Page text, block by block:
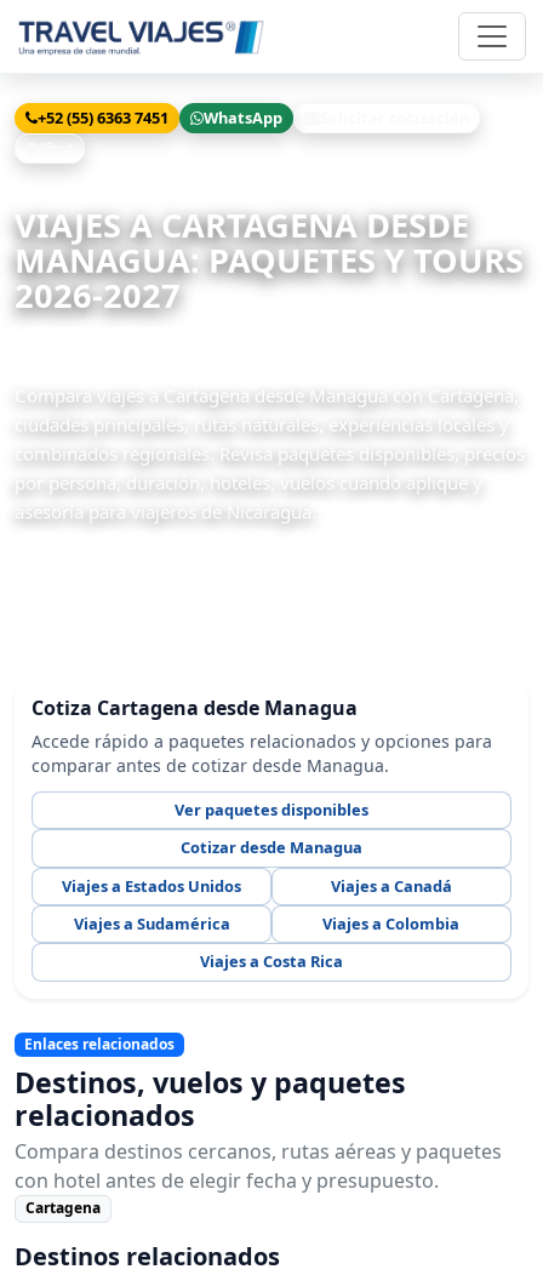
+52 (55) 6363 7451 WhatsApp
VIAJES A CARTAGENA DESDE
MANAGUA: PAQUETES Y TOURS
2026-2027
Compara viajes a Cartagena desde Managua con Cartagena,
ciudades principales, rutas naturales, experiencias locales y
combinados regionales. Revisa paquetes disponibles, precios
por persona, duración, hoteles, vuelos cuando aplique y
asesoría para viajeros de Nicaragua.
Cotiza Cartagena desde Managua
Accede rápido a paquetes relacionados y opciones para
comparar antes de cotizar desde Managua.
Ver paquetes disponibles
Cotizar desde Managua
Viajes a Estados Unidos
Viajes a Canadá
Viajes a Sudamérica
Viajes a Colombia
Viajes a Costa Rica
Enlaces relacionados
Destinos, vuelos y paquetes
relacionados
Compara destinos cercanos, rutas aéreas y paquetes
con hotel antes de elegir fecha y presupuesto.
Cartagena
Destinos relacionados